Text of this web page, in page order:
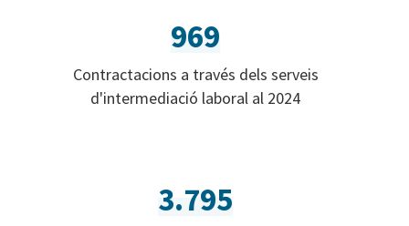
969
Contractacions a través dels serveis
d'intermediació laboral al 2024
3.795